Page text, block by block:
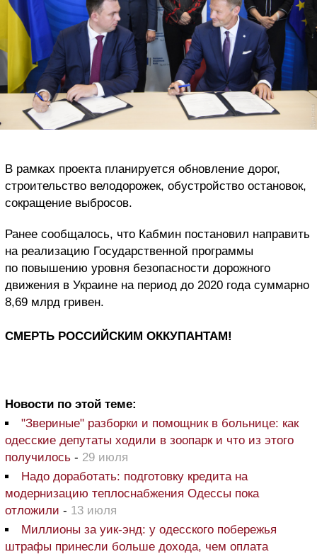
В рамках проекта планируется обновление дорог,
строительство велодорожек, обустройство остановок,
сокращение выбросов.
Ранее сообщалось, что Кабмин постановил направить
на реализацию Государственной программы
по повышению уровня безопасности дорожного
движения в Украине на период до 2020 года суммарно
8,69 млрд гривен.
СМЕРТЬ РОССИЙСКИМ ОККУПАНТАМ!
Новости по этой теме:
"Звериные" разборки и помощник в больнице: как
одесские депутаты ходили в зоопарк и что из этого
получилось - 29 июля
Надо доработать: подготовку кредита на
модернизацию теплоснабжения Одессы пока
отложили - 13 июля
Миллионы за уик-энд: у одесского побережья
штрафы принесли больше дохода, чем оплата